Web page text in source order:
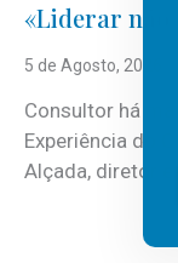
«Liderar não
5 de Agosto, 2026
Consultor há
Experiência do
Alçada, diretor